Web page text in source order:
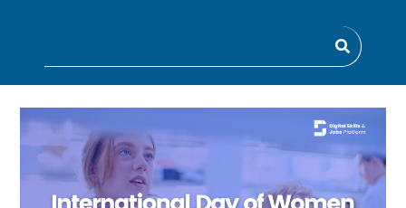
DIA INTERNACIONAL DAS MULHERES E
RAPARIGAS NA CIÊNCIA